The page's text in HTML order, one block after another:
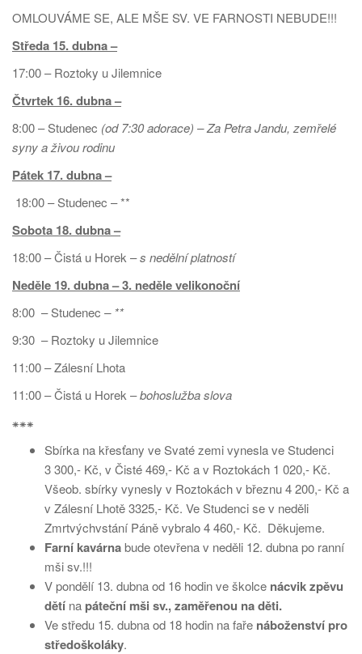
OMLOUVÁME SE, ALE MŠE SV. VE FARNOSTI NEBUDE!!!
Středa 15. dubna –
17:00 – Roztoky u Jilemnice
Čtvrtek 16. dubna –
8:00 – Studenec (od 7:30 adorace) –Za Petra Jandu, zemřelé
syny a živou rodinu
Pátek 17. dubna –
18:00 – Studenec – **
Sobota 18. dubna –
18:00 – Čistá u Horek –s nedělní platností
Neděle 19. dubna – 3. neděle velikonoční
8:00 – Studenec – **
9:30 – Roztoky u Jilemnice
11:00 – Zálesní Lhota
11:00 – Čistá u Horek –bohoslužba slova
⁕⁕⁕
Sbírka na křesťany ve Svaté zemi vynesla ve Studenci
3 300,- Kč, v Čisté 469,- Kč a v Roztokách 1 020,- Kč.
Všeob. sbírky vynesly v Roztokách v březnu 4 200,- Kč a
v Zálesní Lhotě 3325,- Kč. Ve Studenci se v neděli
Zmrtvýchvstání Páně vybralo 4 460,- Kč. Děkujeme.
Farní kavárnabude otevřena v neděli 12. dubna po ranní
mši sv.!!!
V pondělí 13. dubna od 16 hodin ve školce nácvik zpěvu
dětí na páteční mši sv., zaměřenou na děti.
Ve středu 15. dubna od 18 hodin na faře náboženství pro
středoškoláky.